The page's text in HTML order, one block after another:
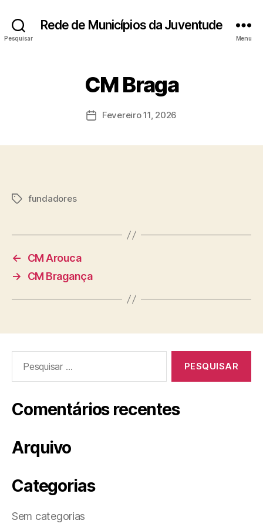
Pesquisar
Rede de Municípios da Juventude
Menu
CM Braga
DataFevereiro 11, 2026
Etiquetas
fundadores
←
CM Arouca
→
CM Bragança
por:
Comentários recentes
Arquivo
Categorias
Sem categorias